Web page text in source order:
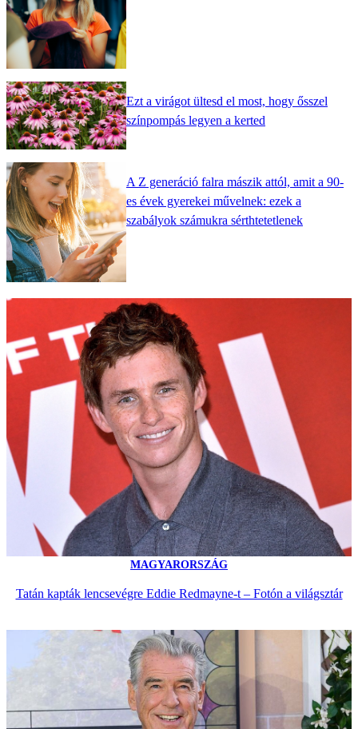
Ezt a virágot ültesd el most, hogy ősszel
színpompás legyen a kerted
A Z generáció falra mászik attól, amit a 90-
es évek gyerekei művelnek: ezek a
szabályok számukra sérthtetetlenek
MAGYARORSZÁG
Tatán kapták lencsevégre Eddie Redmayne-t – Fotón a világsztár